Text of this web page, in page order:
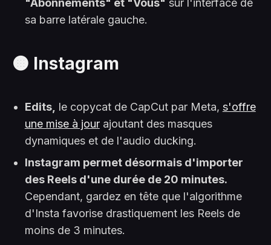
"Abonnements" et "Vous" sur l'interface de
sa barre latérale gauche.
🟠 Instagram
Edits, le copycat de CapCut par Meta, s'offre
une mise à jourajoutant des masques
dynamiques et de l'audio ducking.
Instagram permet désormais d'importer
des Reels d'une durée de 20 minutes.
Cependant, gardez en tête que l'algorithme
d'Insta favorise drastiquement les Reels de
moins de 3 minutes.